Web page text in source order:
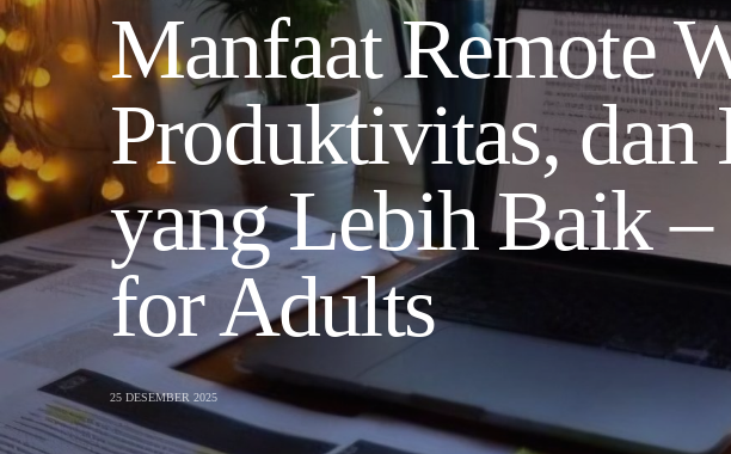
Manfaat Remote
Produktivitas,
yang Lebih Baik
for Adults
25 DESEMBER 2025